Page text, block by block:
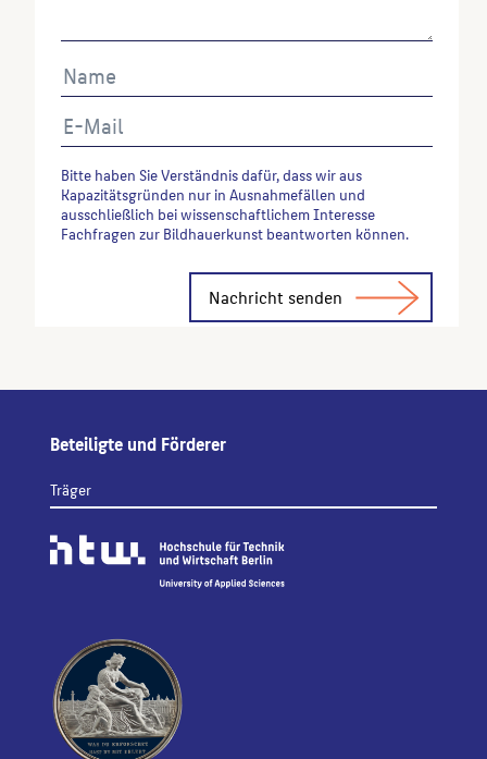
Bitte haben Sie Verständnis dafür, dass wir aus
Kapazitätsgründen nur in Ausnahmefällen und
ausschließlich bei wissenschaftlichem Interesse
Fachfragen zur Bildhauerkunst beantworten können.
Beteiligte und Förderer
Träger